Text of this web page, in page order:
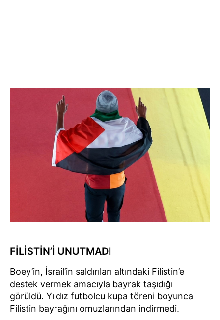
FİLİSTİN’İ UNUTMADI
Boey’in, İsrail’in saldırıları altındaki Filistin’e
destek vermek amacıyla bayrak taşıdığı
görüldü. Yıldız futbolcu kupa töreni boyunca
Filistin bayrağını omuzlarından indirmedi.